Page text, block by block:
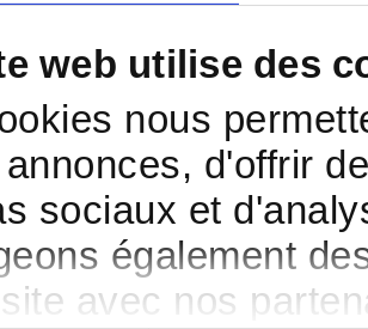
web utilise des
nous
d'offrir
sociaux et
également
avec nos